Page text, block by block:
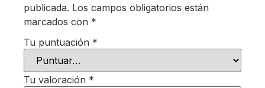
publicada. Los campos obligatorios están
marcados con *
Tu puntuación *
Tu valoración *